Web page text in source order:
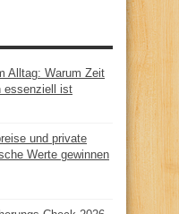
Alltag: Warum Zeit
essenziell ist
und private
Werte gewinnen